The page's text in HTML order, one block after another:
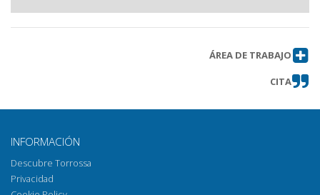
colonie latine nella flotta romana
ÁREA DE TRABAJO
CITA
INFORMACIÓN
Descubre Torrossa
Privacidad